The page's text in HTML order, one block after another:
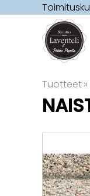
Tuotteet‪»